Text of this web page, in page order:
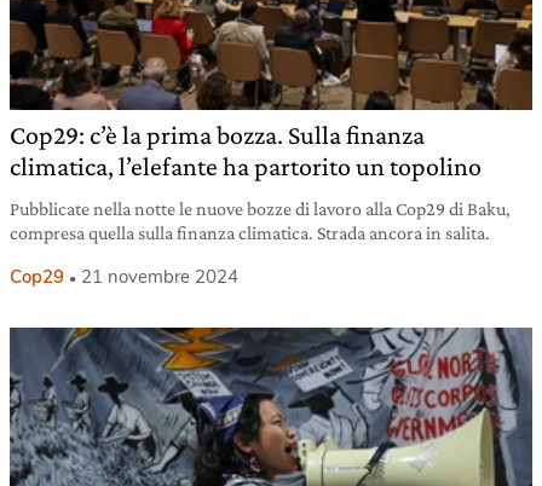
Cop29: c’è la prima bozza. Sulla finanza
climatica, l’elefante ha partorito un topolino
Pubblicate nella notte le nuove bozze di lavoro alla Cop29 di Baku,
compresa quella sulla finanza climatica. Strada ancora in salita.
Cop29 21 novembre 2024